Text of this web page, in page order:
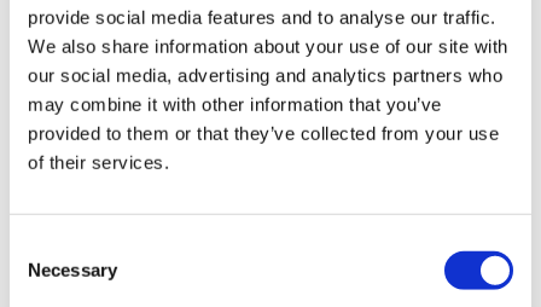
provide social media features and to analyse our traffic.
We also share information about your use of our site with
our social media, advertising and analytics partners who
may combine it with other information that you’ve
provided to them or that they’ve collected from your use
of their services.
Selection
Necessary
О нас
как это работает?
Pre-Op Guide
Авторы & рецензенты
Flymedi Программа рекомендаций
Plany Platezhey
Карьера
Блог
Условия и Положения
Политика отмены